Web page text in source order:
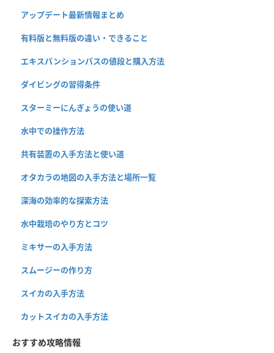
アップデート最新情報まとめ
有料版と無料版の違い・できること
エキスパンションパスの値段と購入方法
ダイビングの習得条件
スターミーにんぎょうの使い道
水中での操作方法
共有装置の入手方法と使い道
オタカラの地図の入手方法と場所一覧
深海の効率的な探索方法
水中栽培のやり方とコツ
ミキサーの入手方法
スムージーの作り方
スイカの入手方法
カットスイカの入手方法
おすすめ攻略情報